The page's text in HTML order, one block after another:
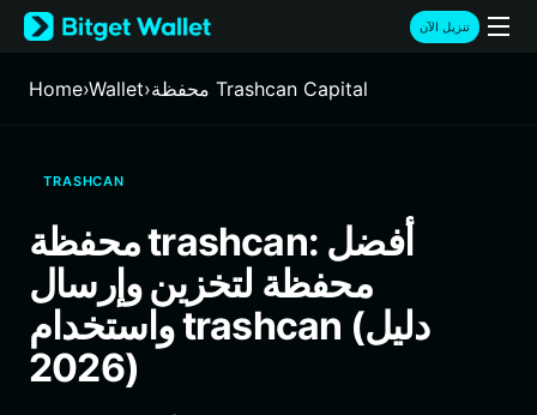
English
日本語
Русский
Italiano
Deutsch
简体中文
繁體中文
Português (Portugal)
Bahasa Indonesia
ภาษาไทย
تنزيل الآن
Home›Wallet› محفظة Trashcan Capital
TRASHCAN
محفظة trashcan: أفضل
محفظة لتخزين وإرسال
واستخدام trashcan (دليل
2026)